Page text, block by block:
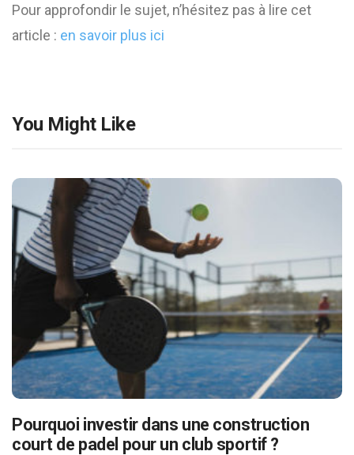
Pour approfondir le sujet, n’hésitez pas à lire cet
article : en savoir plus ici
You Might Like
Pourquoi investir dans une construction
court de padel pour un club sportif ?